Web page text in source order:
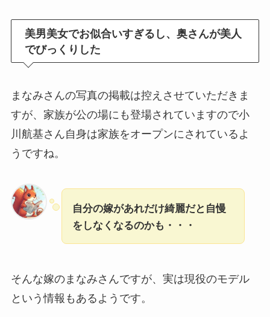
美男美女でお似合いすぎるし、奥さんが美人
でびっくりした
まなみさんの写真の掲載は控えさせていただきま
すが、家族が公の場にも登場されていますので小
川航基さん自身は家族をオープンにされているよ
うですね。
自分の嫁があれだけ綺麗だと自慢
をしなくなるのかも・・・
そんな嫁のまなみさんですが、実は現役のモデル
という情報もあるようです。